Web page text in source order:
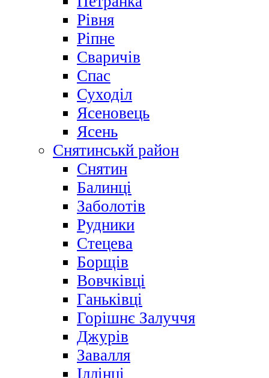
Рівня
Ріпне
Сваричів
Спас
Суходіл
Ясеновець
Ясень
Снятинськй район
Снятин
Балинці
Заболотів
Рудники
Стецева
Борщів
Вовчківці
Ганьківці
Горішнє Залуччя
Джурів
Завалля
Іллінці